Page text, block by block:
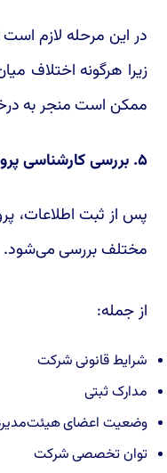
در این مرحله لازم
زیرا هرگونه اختلاف
ممکن است منجر به
۵. بررسی کارشناسی پرونده
پس از ثبت اطلاعات،
مختلف بررسی می‌شود.
از جمله:
شرایط قانونی شرکت
مدارک ثبتی
وضعیت اعضای
توان تخصصی شرکت